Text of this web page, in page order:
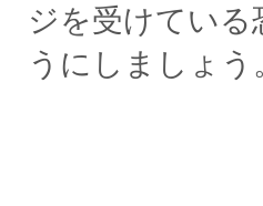
ジを受けてい
うにしましょう